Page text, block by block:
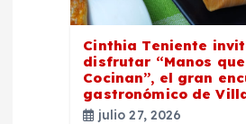
Cinthia Teniente
disfrutar “Manos que
Cocinan”, el gran
gastronómico de
julio 27, 2026